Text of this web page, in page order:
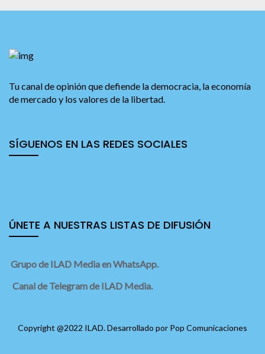
Tu canal de opinión que defiende la democracia, la economía
de mercado y los valores de la libertad.
SÍGUENOS EN LAS REDES SOCIALES
ÚNETE A NUESTRAS LISTAS DE DIFUSIÓN
Grupo de ILAD Media en WhatsApp.
Canal de Telegram de ILAD Media.
Copyright @2022 ILAD. Desarrollado por Pop Comunicaciones